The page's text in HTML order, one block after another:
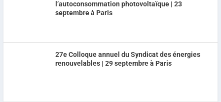
l’autoconsommation photovoltaïque | 23
septembre à Paris
27e Colloque annuel du Syndicat des énergies
renouvelables | 29 septembre à Paris